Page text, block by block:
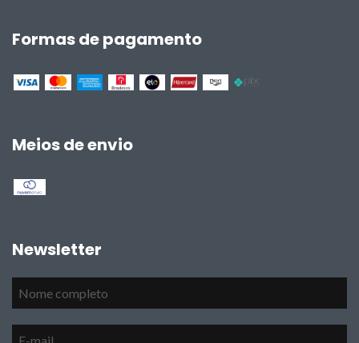
Formas de pagamento
Meios de envio
Newsletter